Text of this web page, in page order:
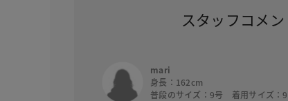
スタッフコメン
mari
身長：162cm
普段のサイズ：9号 着用サイズ：